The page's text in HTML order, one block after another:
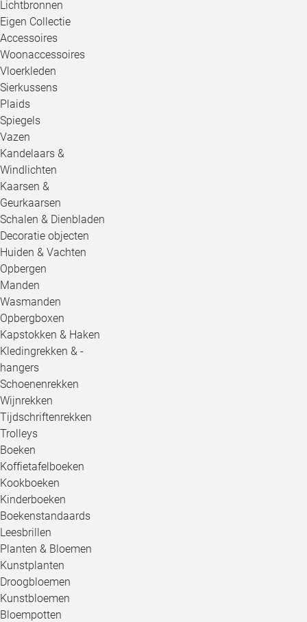
Lichtbronnen
Eigen Collectie
Accessoires
Woonaccessoires
Vloerkleden
Sierkussens
Plaids
Spiegels
Vazen
Kandelaars &
Windlichten
Kaarsen &
Geurkaarsen
Schalen & Dienbladen
Decoratie objecten
Huiden & Vachten
Opbergen
Manden
Wasmanden
Opbergboxen
Kapstokken & Haken
Kledingrekken & -
hangers
Schoenenrekken
Wijnrekken
Tijdschriftenrekken
Trolleys
Boeken
Koffietafelboeken
Kookboeken
Kinderboeken
Boekenstandaards
Leesbrillen
Planten & Bloemen
Kunstplanten
Droogbloemen
Kunstbloemen
Bloempotten